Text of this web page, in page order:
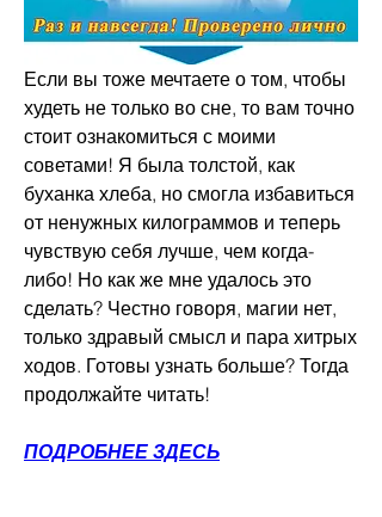
Если вы тоже мечтаете о том, чтобы
худеть не только во сне, то вам точно
стоит ознакомиться с моими
советами! Я была толстой, как
буханка хлеба, но смогла избавиться
от ненужных килограммов и теперь
чувствую себя лучше, чем когда-
либо! Но как же мне удалось это
сделать? Честно говоря, магии нет,
только здравый смысл и пара хитрых
ходов. Готовы узнать больше? Тогда
продолжайте читать!
ПОДРОБНЕЕ ЗДЕСЬ